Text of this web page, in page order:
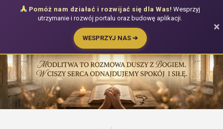
do
treści
Pomóż nam działać i rozwijać się dla Was! Wesprzyj
utrzymanie i rozwój portalu oraz budowę aplikacji.
WESPRZYJ NAS ➔
×